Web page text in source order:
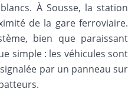
À Sousse, la station
de la gare ferroviaire.
bien que paraissant
simple : les véhicules sont
par un panneau sur